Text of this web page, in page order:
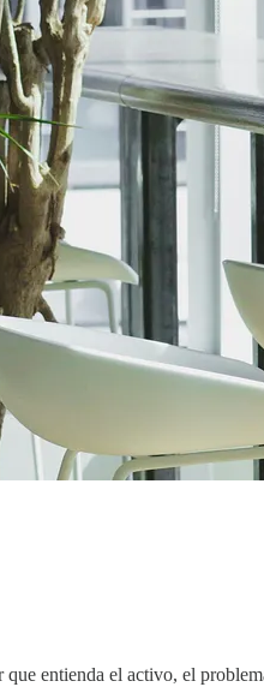
entienda el activo, el